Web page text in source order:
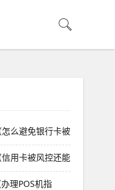
么避免银行卡被
用卡被风控还能
理POS机指